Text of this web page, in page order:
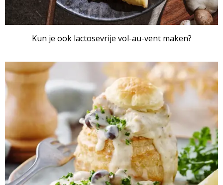
Kun je ook lactosevrije vol-au-vent maken?
ARTIKEL